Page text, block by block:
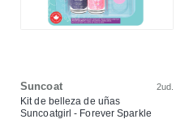
Suncoat 2ud.
Kit de belleza de uñas
Suncoatgirl - Forever Sparkle